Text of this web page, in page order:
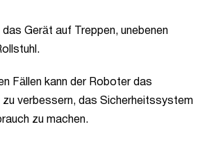
Gerät auf Treppen, unebenen
Fällen kann der Roboter das
zu verbessern, das Sicherheitssystem
zu machen.